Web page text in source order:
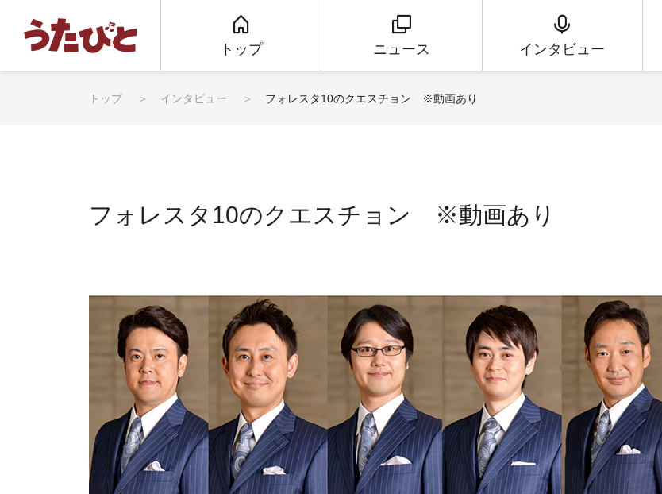
トップ ニュース インタビュー
トップ インタビュー フォレスタ10のクエスチョン ※動画あり
フォレスタ10のクエスチョン ※動画あり